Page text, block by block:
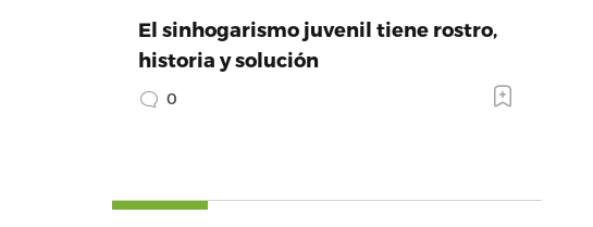
El sinhogarismo juvenil tiene rostro,
historia y solución
0